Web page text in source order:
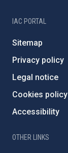
IAC PORTAL
Sitemap
Privacy policy
Legal notice
Cookies policy
Accessibility
OTHER LINKS